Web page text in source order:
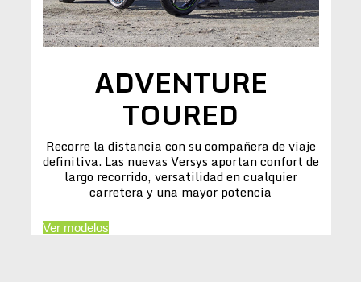
ADVENTURE
TOURED
Recorre la distancia con su compañera de viaje
definitiva. Las nuevas Versys aportan confort de
largo recorrido, versatilidad en cualquier
carretera y una mayor potencia
Ver modelos